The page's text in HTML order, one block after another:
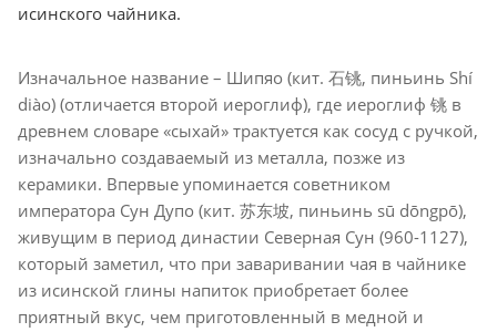
исинского чайника.
Изначальное название – Шипяо (кит. 石铫, пиньинь Shí
diào) (отличается второй иероглиф), где иероглиф 铫 в
древнем словаре «сыхай» трактуется как сосуд с ручкой,
изначально создаваемый из металла, позже из
керамики. Впервые упоминается советником
императора Сун Дупо (кит. 苏东坡, пиньинь sū dōngpō),
живущим в период династии Северная Сун (960-1127),
который заметил, что при заваривании чая в чайнике
из исинской глины напиток приобретает более
приятный вкус, чем приготовленный в медной и